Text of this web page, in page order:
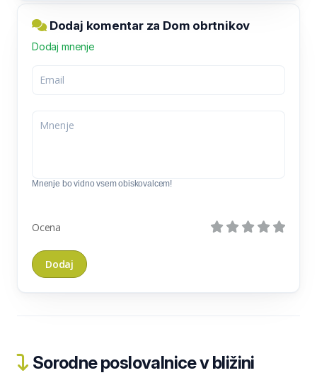
Dodaj komentar za Dom obrtnikov
Dodaj mnenje
Mnenje bo vidno vsem obiskovalcem!
Ocena
Sorodne poslovalnice v bližini